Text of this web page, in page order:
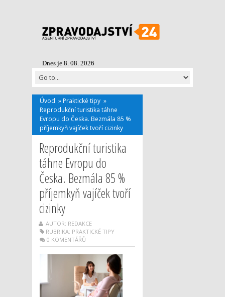
Dnes je 8. 08. 2026
Úvod » Praktické tipy »
Reprodukční turistika táhne
Evropu do Česka. Bezmála 85 %
příjemkyň vajíček tvoří cizinky
Reprodukční turistika
táhne Evropu do
Česka. Bezmála 85 %
příjemkyň vajíček tvoří
cizinky
AUTOR: REDAKCE
RUBRIKA: PRAKTICKÉ TIPY
0 KOMENTÁŘŮ